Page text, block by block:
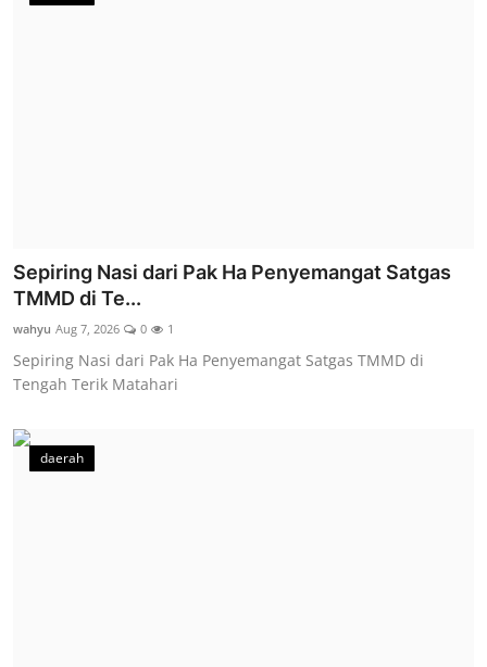
Sepiring Nasi dari Pak Ha Penyemangat Satgas
TMMD di Te...
wahyu Aug 7, 2026 0 1
Sepiring Nasi dari Pak Ha Penyemangat Satgas TMMD di
Tengah Terik Matahari
daerah